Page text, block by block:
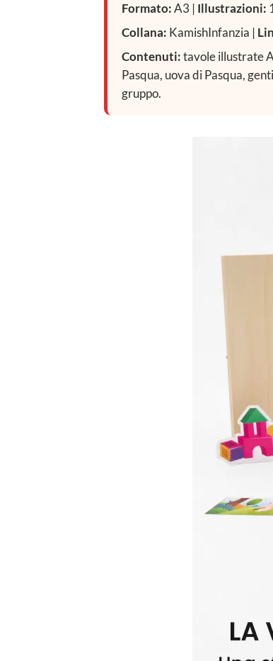
Formato:A3 | Illustrazioni:
Collana: KamishInfanzia |
Contenuti:tavole illustrate
Pasqua, uova di Pasqua,
gruppo.